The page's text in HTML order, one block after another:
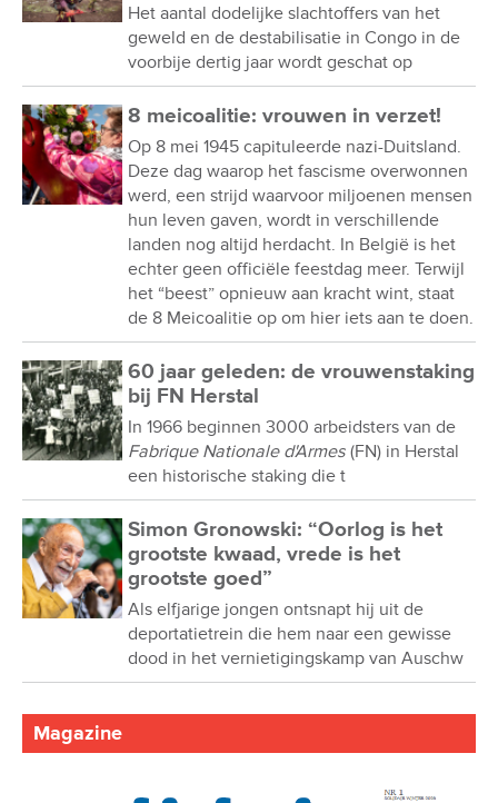
Het aantal dodelijke slachtoffers van het
geweld en de destabilisatie in Congo in de
voorbije dertig jaar wordt geschat op
8 meicoalitie: vrouwen in verzet!
Op 8 mei 1945 capituleerde nazi-Duitsland.
Deze dag waarop het fascisme overwonnen
werd, een strijd waarvoor miljoenen mensen
hun leven gaven, wordt in verschillende
landen nog altijd herdacht. In België is het
echter geen officiële feestdag meer. Terwijl
het “beest” opnieuw aan kracht wint, staat
de 8 Meicoalitie op om hier iets aan te doen.
60 jaar geleden: de vrouwenstaking
bij FN Herstal
In 1966 beginnen 3000 arbeidsters van de
Fabrique Nationale d'Armes (FN) in Herstal
een historische staking die t
Simon Gronowski: “Oorlog is het
grootste kwaad, vrede is het
grootste goed”
Als elfjarige jongen ontsnapt hij uit de
deportatietrein die hem naar een gewisse
dood in het vernietigingskamp van Auschw
Magazine